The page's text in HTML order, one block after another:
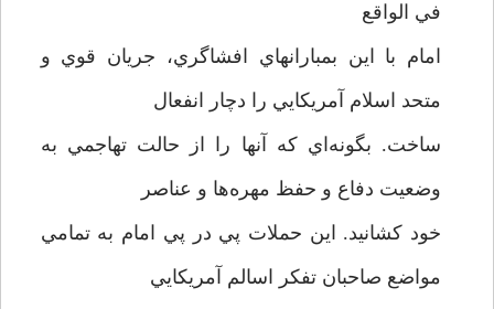
في الواقع
امام با اين بمبارانهاي افشاگري، جريان قوي و
متحد اسلام آمريكايي را دچار انفعال
ساخت. بگونه‌اي كه آنها را از حالت تهاجمي به
وضعيت دفاع و حفظ مهره‌ها و عناصر
خود كشانيد. اين حملات پي در پي امام به تمامي
مواضع صاحبان تفكر اسالم آمريكايي